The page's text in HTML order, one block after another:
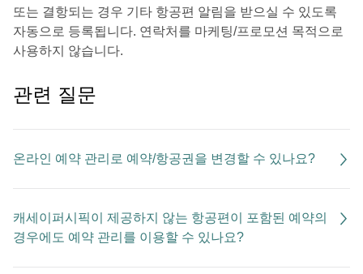
또는 결항되는 경우 기타 항공편 알림을 받으실 수 있도록
자동으로 등록됩니다. 연락처를 마케팅/프로모션 목적으로
사용하지 않습니다.
관련 질문
온라인 예약 관리로 예약/항공권을 변경할 수 있나요?
캐세이퍼시픽이 제공하지 않는 항공편이 포함된 예약의
경우에도 예약 관리를 이용할 수 있나요?